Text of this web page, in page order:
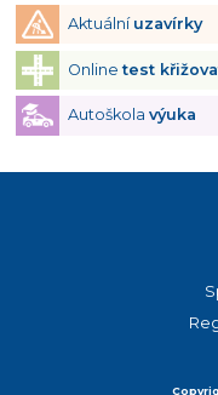
Aktuální uzavírky
Onlinetest
Autoškola výuka